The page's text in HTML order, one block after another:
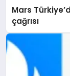
Mars
çağrısı